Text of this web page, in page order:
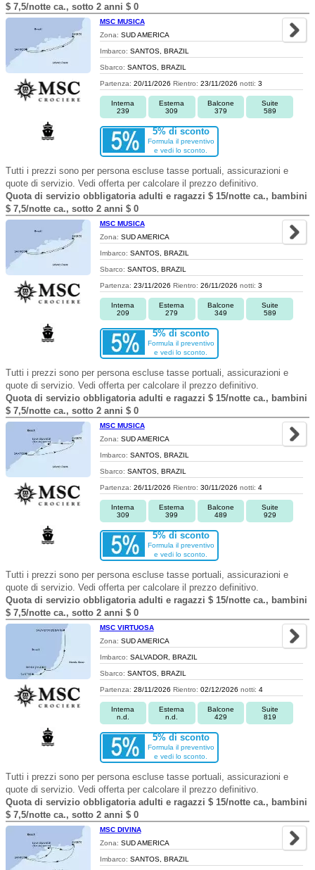
$ 7,5/notte ca., sotto 2 anni $ 0
MSC MUSICA
Zona: SUD AMERICA
Imbarco: SANTOS, BRAZIL
Sbarco: SANTOS, BRAZIL
Partenza: 20/11/2026 Rientro: 23/11/2026 notti: 3
Interna
239
Esterna
309
Balcone
379
Suite
589
5% di sconto
Formula il preventivo
e vedi lo sconto.
Tutti i prezzi sono per persona escluse tasse portuali, assicurazioni e
quote di servizio. Vedi offerta per calcolare il prezzo definitivo.
Quota di servizio obbligatoria adulti e ragazzi $ 15/notte ca., bambini
$ 7,5/notte ca., sotto 2 anni $ 0
MSC MUSICA
Zona: SUD AMERICA
Imbarco: SANTOS, BRAZIL
Sbarco: SANTOS, BRAZIL
Partenza: 23/11/2026 Rientro: 26/11/2026 notti: 3
Interna
209
Esterna
279
Balcone
349
Suite
589
5% di sconto
Formula il preventivo
e vedi lo sconto.
Tutti i prezzi sono per persona escluse tasse portuali, assicurazioni e
quote di servizio. Vedi offerta per calcolare il prezzo definitivo.
Quota di servizio obbligatoria adulti e ragazzi $ 15/notte ca., bambini
$ 7,5/notte ca., sotto 2 anni $ 0
MSC MUSICA
Zona: SUD AMERICA
Imbarco: SANTOS, BRAZIL
Sbarco: SANTOS, BRAZIL
Partenza: 26/11/2026 Rientro: 30/11/2026 notti: 4
Interna
309
Esterna
399
Balcone
489
Suite
929
5% di sconto
Formula il preventivo
e vedi lo sconto.
Tutti i prezzi sono per persona escluse tasse portuali, assicurazioni e
quote di servizio. Vedi offerta per calcolare il prezzo definitivo.
Quota di servizio obbligatoria adulti e ragazzi $ 15/notte ca., bambini
$ 7,5/notte ca., sotto 2 anni $ 0
MSC VIRTUOSA
Zona: SUD AMERICA
Imbarco: SALVADOR, BRAZIL
Sbarco: SANTOS, BRAZIL
Partenza: 28/11/2026 Rientro: 02/12/2026 notti: 4
Interna
n.d.
Esterna
n.d.
Balcone
429
Suite
819
5% di sconto
Formula il preventivo
e vedi lo sconto.
Tutti i prezzi sono per persona escluse tasse portuali, assicurazioni e
quote di servizio. Vedi offerta per calcolare il prezzo definitivo.
Quota di servizio obbligatoria adulti e ragazzi $ 15/notte ca., bambini
$ 7,5/notte ca., sotto 2 anni $ 0
MSC DIVINA
Zona: SUD AMERICA
Imbarco: SANTOS, BRAZIL